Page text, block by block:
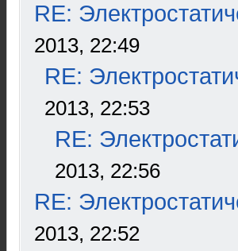
RE:
2013, 22:49
RE:
2013, 22:53
RE:
2013, 22:56
RE:
2013, 22:52